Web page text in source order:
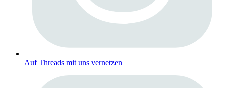
Auf Threads mit uns vernetzen